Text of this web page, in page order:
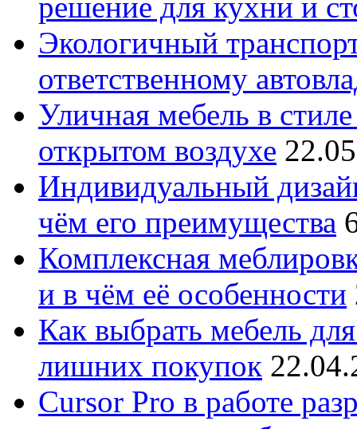
решение для кухни и
Экологичный
ответственному
Уличная мебель в
открытом воздухе
Индивидуальный
чём его преимущества
Комплексная
и в чём её особенности
Как выбрать мебель
лишних покупок
Cursor Pro в работе